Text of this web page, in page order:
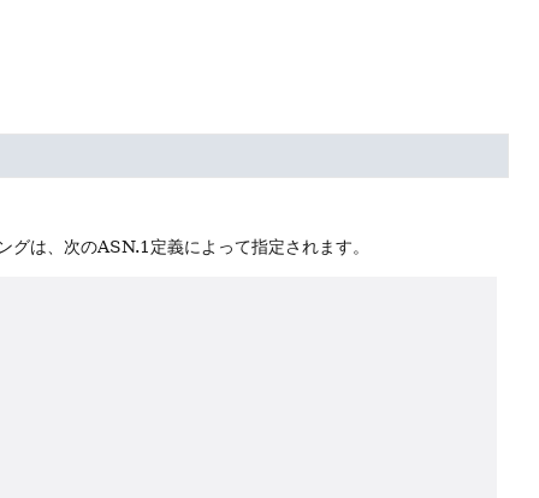
グは、次のASN.1定義によって指定されます。